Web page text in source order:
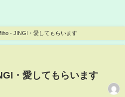
- JINGI・愛してもらいます
・愛してもらいます